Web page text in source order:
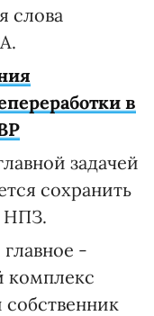
слова
в
задачей
сохранить
НПЗ.
-
комплекс